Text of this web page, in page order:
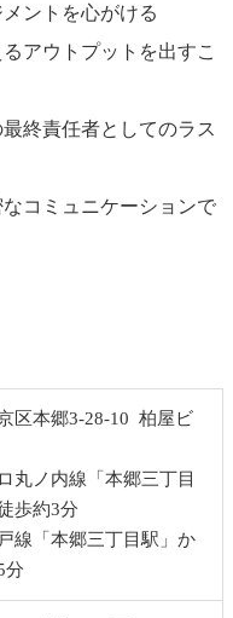
ントを心がける
アウトプットを出すこ
終責任者としてのラス
コミュニケーションで
区本郷3-28-10 柏屋ビ
丸ノ内線「本郷三丁目
歩約3分
線「本郷三丁目駅」か
分